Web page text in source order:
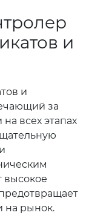
и
и
за
всех этапах
высокое
на рынок.